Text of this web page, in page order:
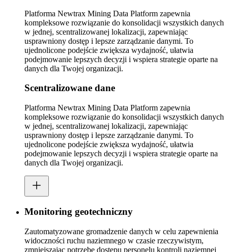
Platforma Newtrax Mining Data Platform zapewnia
kompleksowe rozwiązanie do konsolidacji wszystkich danych
w jednej, scentralizowanej lokalizacji, zapewniając
usprawniony dostęp i lepsze zarządzanie danymi. To
ujednolicone podejście zwiększa wydajność, ułatwia
podejmowanie lepszych decyzji i wspiera strategie oparte na
danych dla Twojej organizacji.
Scentralizowane dane
Platforma Newtrax Mining Data Platform zapewnia
kompleksowe rozwiązanie do konsolidacji wszystkich danych
w jednej, scentralizowanej lokalizacji, zapewniając
usprawniony dostęp i lepsze zarządzanie danymi. To
ujednolicone podejście zwiększa wydajność, ułatwia
podejmowanie lepszych decyzji i wspiera strategie oparte na
danych dla Twojej organizacji.
Monitoring geotechniczny
Zautomatyzowane gromadzenie danych w celu zapewnienia
widoczności ruchu naziemnego w czasie rzeczywistym,
zmniejszając potrzebę dostępu personelu kontroli naziemnej